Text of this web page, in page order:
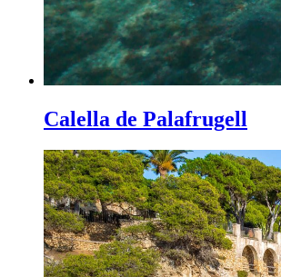
Calella de Palafrugell